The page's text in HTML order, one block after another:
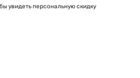
увидеть персональную скидку